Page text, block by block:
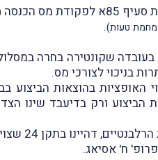
הכנסה
מחמת טעות).
שקונטירה בחרה
בניכוי לצורכי מס.
בהוצאות הביצוע
הביצוע ורק בדיעבד שינו
בנוסף, קבע השופט אלטוביה, כי
ח' אסיאג.